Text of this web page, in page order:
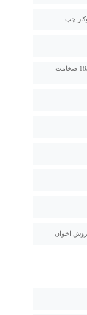
استنلس استیل 304 - 18/10 ضخامت